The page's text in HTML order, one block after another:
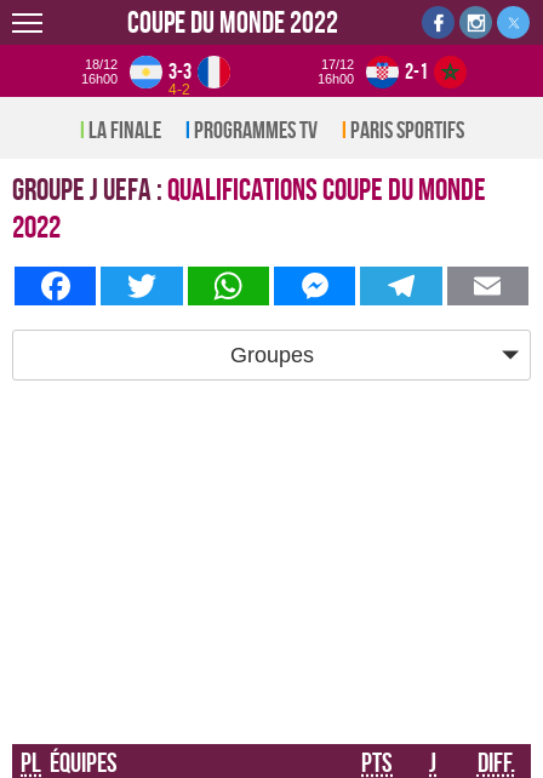
Coupe du monde 2022
18/12
16h00
3-3
4-2
17/12
16h00
2-1
La Finale Programmes TV Paris sportifs
Groupe j UEFA :Qualifications Coupe du monde
2022
Facebook Twitter WhatsApp Messenger Telegram
Groupes
Pl Équipes Pts J
Diff.